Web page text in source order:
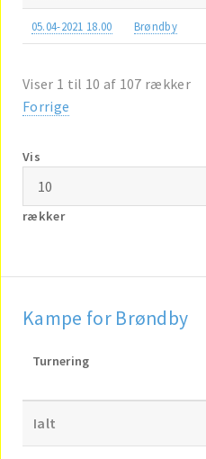
05.04-2021 18.00 Brøndby
Viser 1 til 10 af 107 rækker
Forrige
Vis
rækker
Kampe for Brøndby
Turnering
Ialt